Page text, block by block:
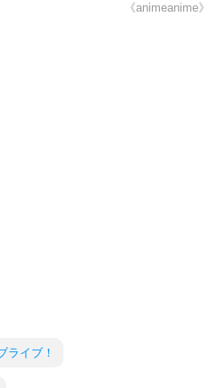
《animeanime》
ライブ！